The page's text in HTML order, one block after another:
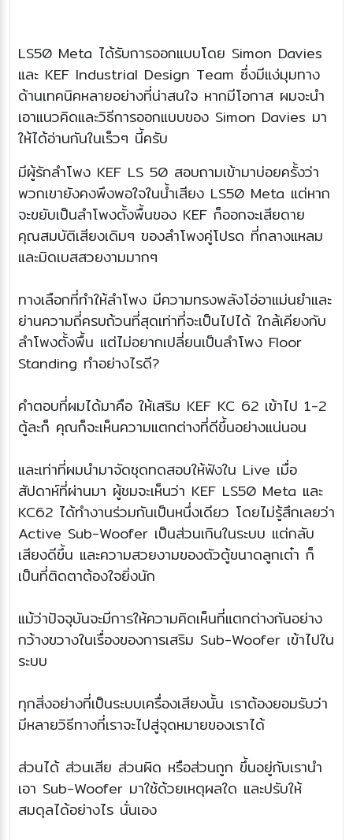
LS50 Meta ได้รับการออกแบบโดย Simon Davies
และ KEF Industrial Design Team ซึ่งมีแง่มุมทาง
ด้านเทคนิคหลายอย่างที่น่าสนใจ หากมีโอกาส ผมจะนำ
เอาแนวคิดและวิธีการออกแบบของ Simon Davies มา
ให้ได้อ่านกันในเร็วๆ นี้ครับ
มีผู้รักลำโพง KEF LS 50 สอบถามเข้ามาบ่อยครั้งว่า
พวกเขายังคงพึงพอใจในน้ำเสียง LS50 Meta แต่หาก
จะขยับเป็นลำโพงตั้งพื้นของ KEF ก็ออกจะเสียดาย
คุณสมบัติเสียงเดิมๆ ของลำโพงคู่โปรด ที่กลางแหลม
และมิดเบสสวยงามมากๆ
ทางเลือกที่ทำให้ลำโพง มีความทรงพลังโอ่อาแม่นยำและ
ย่านความถี่ครบถ้วนที่สุดเท่าที่จะเป็นไปได้ ใกล้เคียงกับ
ลำโพงตั้งพื้น แต่ไม่อยากเปลี่ยนเป็นลำโพง Floor
Standing ทำอย่างไรดี?
คำตอบที่ผมได้มาคือ ให้เสริม KEF KC 62 เข้าไป 1-2
ตู้ละก็ คุณก็จะเห็นความแตกต่างที่ดีขึ้นอย่างแน่นอน
และเท่าที่ผมนำมาจัดชุดทดสอบให้ฟังใน Live เมื่อ
สัปดาห์ที่ผ่านมา ผู้ชมจะเห็นว่า KEF LS50 Meta และ
KC62 ได้ทำงานร่วมกันเป็นหนึ่งเดียว โดยไม่รู้สึกเลยว่า
Active Sub-Woofer เป็นส่วนเกินในระบบ แต่กลับ
เสียงดีขึ้น และความสวยงามของตัวตู้ขนาดลูกเต๋า ก็
เป็นที่ติดตาต้องใจยิ่งนัก
แม้ว่าปัจจุบันจะมีการให้ความคิดเห็นที่แตกต่างกันอย่าง
กว้างขวางในเรื่องของการเสริม Sub-Woofer เข้าไปใน
ระบบ
ทุกสิ่งอย่างที่เป็นระบบเครื่องเสียงนั้น เราต้องยอมรับว่า
มีหลายวิธีทางที่เราจะไปสู่จุดหมายของเราได้
ส่วนได้ ส่วนเสีย ส่วนผิด หรือส่วนถูก ขึ้นอยู่กับเรานำ
เอา Sub-Woofer มาใช้ด้วยเหตุผลใด และปรับให้
สมดุลได้อย่างไร นั่นเอง